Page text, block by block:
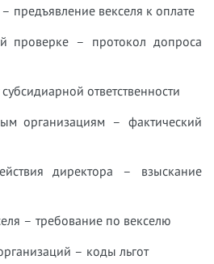
предъявление векселя к оплате
проверке – протокол допроса
ответственности
организациям – фактический
директора – взыскание
– требование по векселю
– коды льгот